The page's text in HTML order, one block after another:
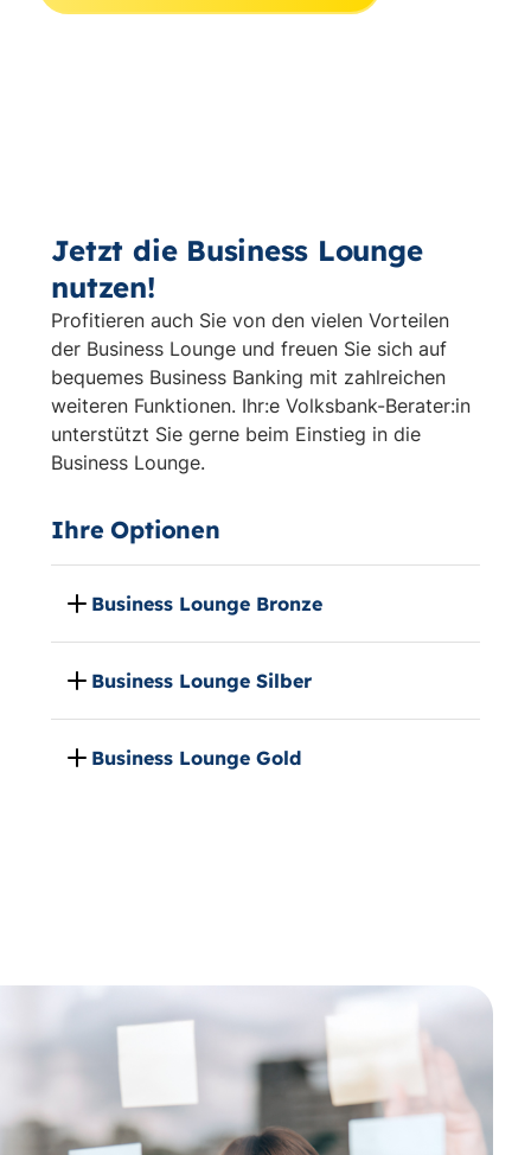
Jetzt die Business Lounge
nutzen!
Profitieren auch Sie von den vielen Vorteilen
der Business Lounge und freuen Sie sich auf
bequemes Business Banking mit zahlreichen
weiteren Funktionen. Ihr:e Volksbank-Berater:in
unterstützt Sie gerne beim Einstieg in die
Business Lounge.
Ihre Optionen
Business Lounge Bronze
Business Lounge Silber
Business Lounge Gold